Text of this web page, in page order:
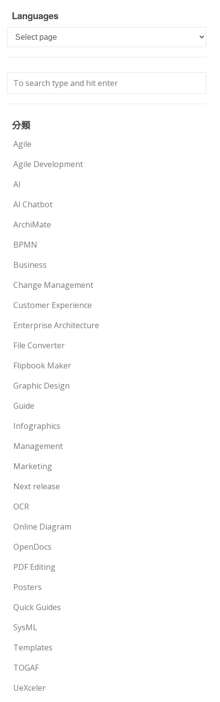
Languages
Languages
分類
Agile
Agile Development
AI
AI Chatbot
ArchiMate
BPMN
Business
Change Management
Customer Experience
Enterprise Architecture
File Converter
Flipbook Maker
Graphic Design
Guide
Infographics
Management
Marketing
Next release
OCR
Online Diagram
OpenDocs
PDF Editing
Posters
Quick Guides
SysML
Templates
TOGAF
UeXceler